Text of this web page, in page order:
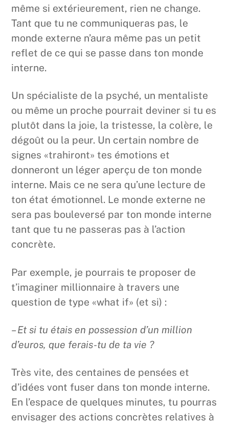
même si extérieurement, rien ne change.
Tant que tu ne communiqueras pas, le
monde externe n’aura même pas un petit
reflet de ce qui se passe dans ton monde
interne.
Un spécialiste de la psyché, un mentaliste
ou même un proche pourrait deviner si tu es
plutôt dans la joie, la tristesse, la colère, le
dégoût ou la peur. Un certain nombre de
signes «trahiront» tes émotions et
donneront un léger aperçu de ton monde
interne. Mais ce ne sera qu’une lecture de
ton état émotionnel. Le monde externe ne
sera pas bouleversé par ton monde interne
tant que tu ne passeras pas à l’action
concrète.
Par exemple, je pourrais te proposer de
t’imaginer millionnaire à travers une
question de type «what if» (et si) :
– Et si tu étais en possession d’un million
d’euros, que ferais-tu de ta vie ?
Très vite, des centaines de pensées et
d’idées vont fuser dans ton monde interne.
En l’espace de quelques minutes, tu pourras
envisager des actions concrètes relatives à